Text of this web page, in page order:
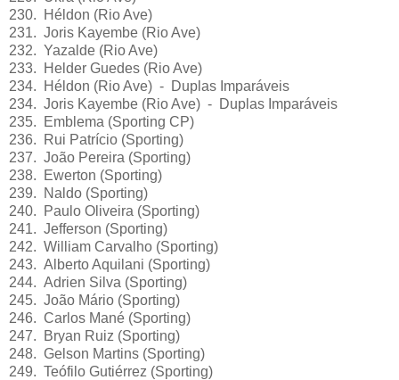
230. Héldon (Rio Ave)
231. Joris Kayembe (Rio Ave)
232. Yazalde (Rio Ave)
233. Helder Guedes (Rio Ave)
234. Héldon (Rio Ave) - Duplas Imparáveis
234. Joris Kayembe (Rio Ave) - Duplas Imparáveis
235. Emblema (Sporting CP)
236. Rui Patrício (Sporting)
237. João Pereira (Sporting)
238. Ewerton (Sporting)
239. Naldo (Sporting)
240. Paulo Oliveira (Sporting)
241. Jefferson (Sporting)
242. William Carvalho (Sporting)
243. Alberto Aquilani (Sporting)
244. Adrien Silva (Sporting)
245. João Mário (Sporting)
246. Carlos Mané (Sporting)
247. Bryan Ruiz (Sporting)
248. Gelson Martins (Sporting)
249. Teófilo Gutiérrez (Sporting)